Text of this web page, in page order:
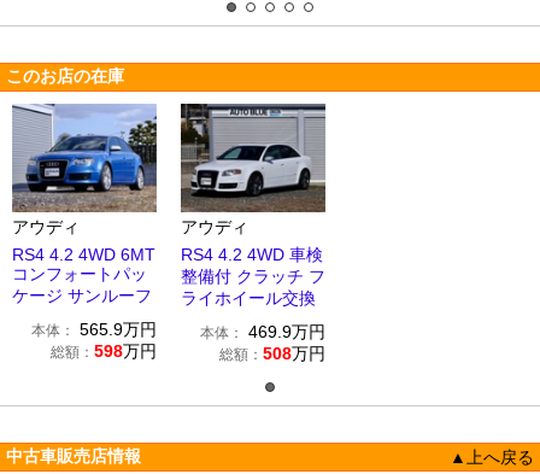
このお店の在庫
アウディ
RS4 4.2 4WD 6MT
コンフォートパッ
ケージ サンルーフ
本体： 565.9万円
総額： 598万円
アウディ
RS4 4.2 4WD 車検
整備付 クラッチ フ
ライホイール交換
本体： 469.9万円
総額： 508万円
中古車販売店情報
▲上へ戻る